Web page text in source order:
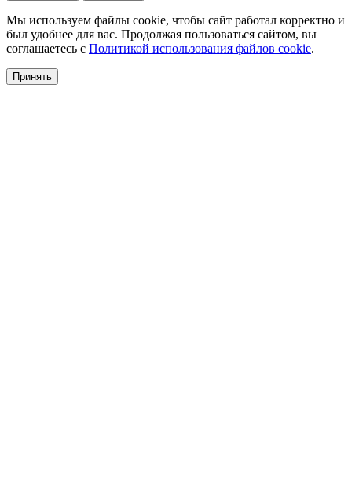
Мы используем файлы cookie, чтобы сайт работал корректно и
был удобнее для вас. Продолжая пользоваться сайтом, вы
соглашаетесь с Политикой использования файлов cookie.
Принять